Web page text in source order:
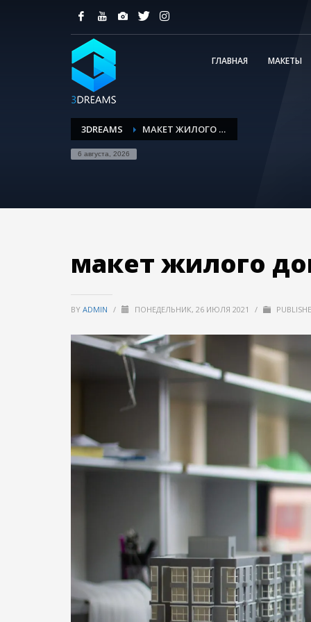
ГЛАВНАЯ МАКЕТЫ
3DREAMS МАКЕТ ЖИЛОГО ДОМА 00006
6 августа, 2026
макет жилого
BY ADMIN / ПОНЕДЕЛЬНИК, 26 ИЮЛЯ 2021 /